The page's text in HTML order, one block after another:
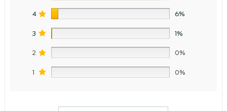
4 6%
3 1%
2 0%
1 0%